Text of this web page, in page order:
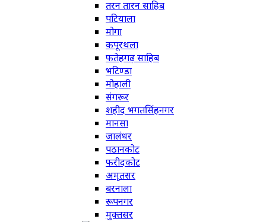
तरन तारन साहिब
पटियाला
मोगा
कपूरथला
फतेहगढ़ साहिब
भटिण्डा
मोहाली
संगरूर
शहीद भगतसिंहनगर
मानसा
जालंधर
पठानकोट
फरीदकोट
अमृतसर
बरनाला
रूपनगर
मुक्तसर